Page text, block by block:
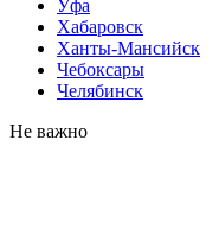
Уфа
Хабаровск
Ханты-Мансийск
Чебоксары
Челябинск
Не важно